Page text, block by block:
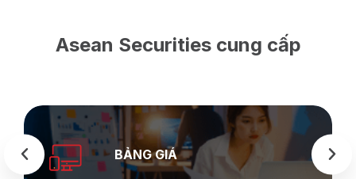
Asean Securities cung cấp
BẢNG GIÁ